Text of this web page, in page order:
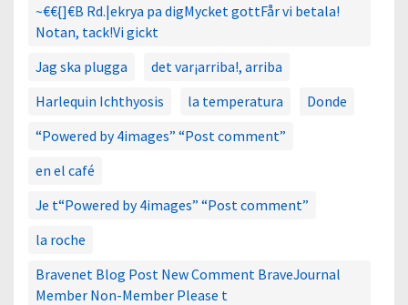
~€€{]€B Rd.|ekrya pa digMycket gottFår vi betala!
Notan, tack!Vi gickt
Jag ska plugga
det var¡arriba!, arriba
Harlequin Ichthyosis
la temperatura
Donde
“Powered by 4images” “Post comment”
en el café
Je t“Powered by 4images” “Post comment”
la roche
Bravenet Blog Post New Comment BraveJournal
Member Non-Member Please t